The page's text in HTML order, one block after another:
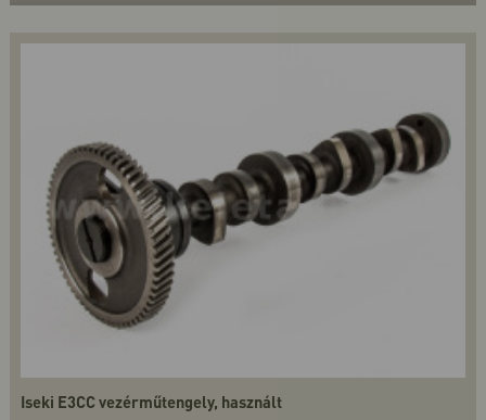
Iseki E3CC vezérműtengely, használt